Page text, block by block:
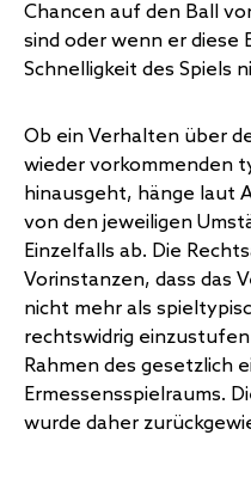
Chancen auf den Ball
sind oder wenn er diese
Schnelligkeit des Spiels
Ob ein Verhalten über
wieder vorkommenden
hinausgeht, hänge laut
von den jeweiligen
Einzelfalls ab. Die
Vorinstanzen, dass das
nicht mehr als
rechtswidrig
Rahmen des gesetzlich
Ermessensspielraums.
wurde daher